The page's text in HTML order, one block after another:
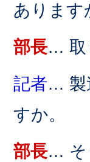
あります
部長… 取
記者… 製
すか。
部長… そ